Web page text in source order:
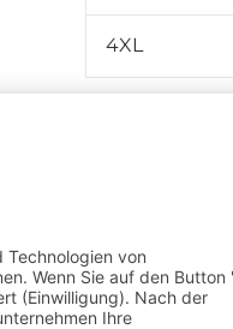
4XL
Produkt